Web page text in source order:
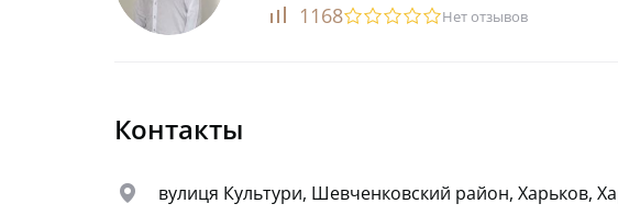
rating 1168startransparentstartransparentstartransparentstartransparentstartransparentНет отзывов
Контакты
map вулиця Культури, Шевченковский район, Харьков,